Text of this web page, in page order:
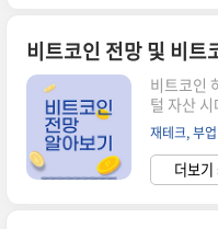
웨더에서
웨더'를 통
씨앱인 것
물!아큐웨
당히 따뜻
다. 경량
카 야경을
비트코인 전망 및 비트
비트코인
털 자산
적 혁신의
관심은 꾸
을 배우려
인은 블록
재테크, 부업
더보기